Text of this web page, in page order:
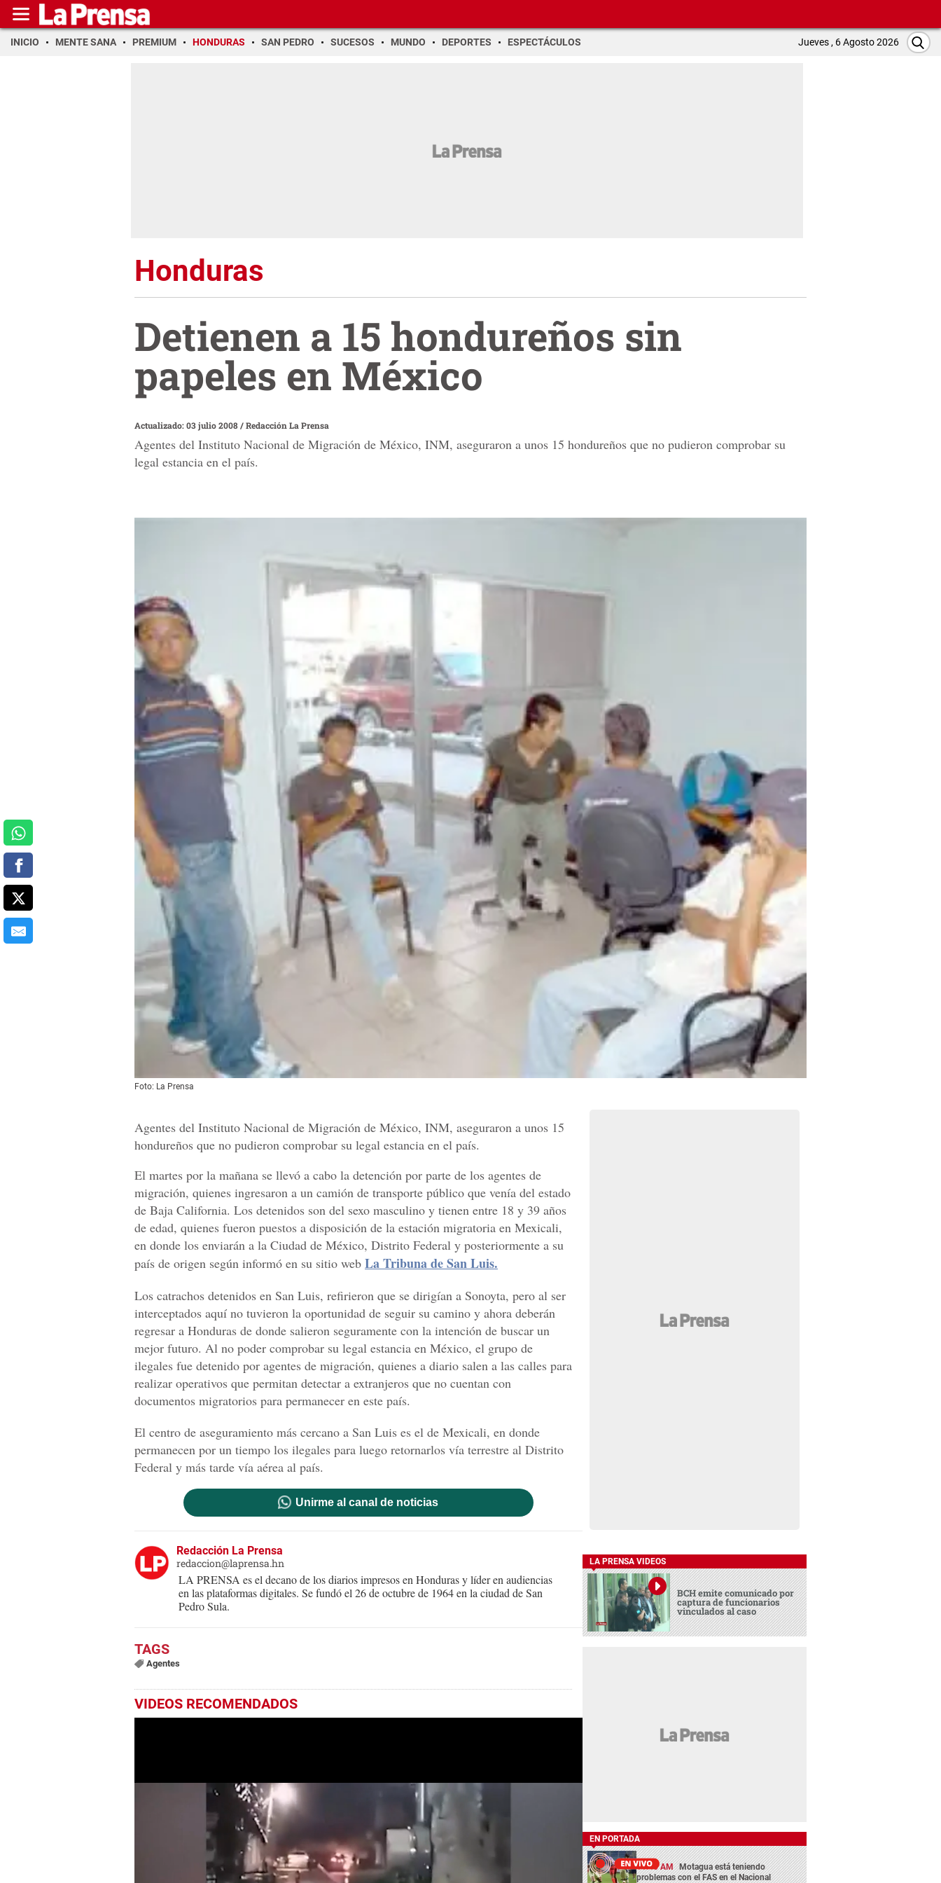
INICIO MENTE SANA PREMIUM HONDURAS SAN PEDRO SUCESOS MUNDO DEPORTES ESPECTÁCULOS Jueves , 6 Agosto 2026
Honduras
Detienen a 15 hondureños sin
papeles en México
Actualizado: 03 julio 2008/Redacción La Prensa
Agentes del Instituto Nacional de Migración de México, INM, aseguraron a unos 15 hondureños que no pudieron comprobar su
legal estancia en el país.
Foto: La Prensa
Agentes del Instituto Nacional de Migración de México, INM, aseguraron a unos 15
hondureños que no pudieron comprobar su legal estancia en el país.
El martes por la mañana se llevó a cabo la detención por parte de los agentes de
migración, quienes ingresaron a un camión de transporte público que venía del estado
de Baja California. Los detenidos son del sexo masculino y tienen entre 18 y 39 años
de edad, quienes fueron puestos a disposición de la estación migratoria en Mexicali,
en donde los enviarán a la Ciudad de México, Distrito Federal y posteriormente a su
país de origen según informó en su sitio web La Tribuna de San Luis.
Los catrachos detenidos en San Luis, refirieron que se dirigían a Sonoyta, pero al ser
interceptados aquí no tuvieron la oportunidad de seguir su camino y ahora deberán
regresar a Honduras de donde salieron seguramente con la intención de buscar un
mejor futuro. Al no poder comprobar su legal estancia en México, el grupo de
ilegales fue detenido por agentes de migración, quienes a diario salen a las calles para
realizar operativos que permitan detectar a extranjeros que no cuentan con
documentos migratorios para permanecer en este país.
El centro de aseguramiento más cercano a San Luis es el de Mexicali, en donde
permanecen por un tiempo los ilegales para luego retornarlos vía terrestre al Distrito
Federal y más tarde vía aérea al país.
Unirme al canal de noticias
Redacción La Prensa
redaccion@laprensa.hn
LA PRENSA es el decano de los diarios impresos en Honduras y líder en audiencias
en las plataformas digitales. Se fundó el 26 de octubre de 1964 en la ciudad de San
Pedro Sula.
Agentes
VIDEOS RECOMENDADOS
LA PRENSA VIDEOS
BCH emite comunicado por
captura de funcionarios
vinculados al caso
EN PORTADA
11:45 AM Motagua está teniendo
problemas con el FAS en el Nacional